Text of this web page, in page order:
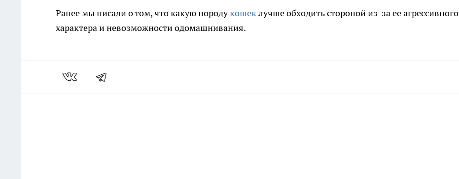
Ранее мы писали о том, что какую породукошеклучше обходить стороной из-за ее агрессивного
характера и невозможности одомашнивания.